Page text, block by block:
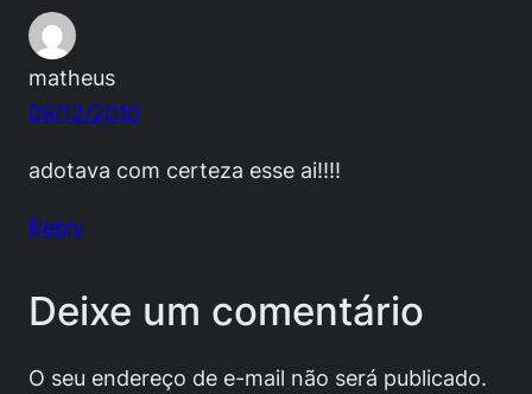
matheus
09/12/2010
adotava com certeza esse ai!!!!
Reply
Deixe um comentário
O seu endereço de e-mail não será publicado.